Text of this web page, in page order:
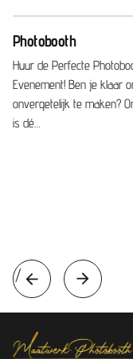
prijzen die u als
over uw keuze én
In onze ogen moet
naarmate de
concurrenten het
Photobooth
Huur de Perfecte
Evenement! Ben je klaar
onvergetelijk te maken?
is dé…
/